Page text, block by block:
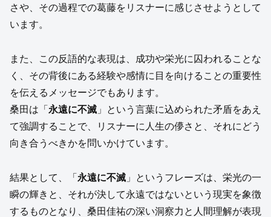
さや、その過程での葛藤をリスナーに感じさせようとして
います。
また、この反語的な表現は、成功や栄光に囚われることな
く、その背後にある経験や感情に目を向けることの重要性
を伝えるメッセージでもあります。
桑田は「 永遠に不滅 」という言葉に込められた矛盾をあえ
て強調することで、リスナーに人生の儚さと、それにどう
向き合うべきかを問いかけています。
結果として、「 永遠に不滅 」というフレーズは、栄光の一
瞬の輝きと、それが決して永遠ではないという現実を象徴
するものとなり、桑田佳祐の深い洞察力と人間理解が表現